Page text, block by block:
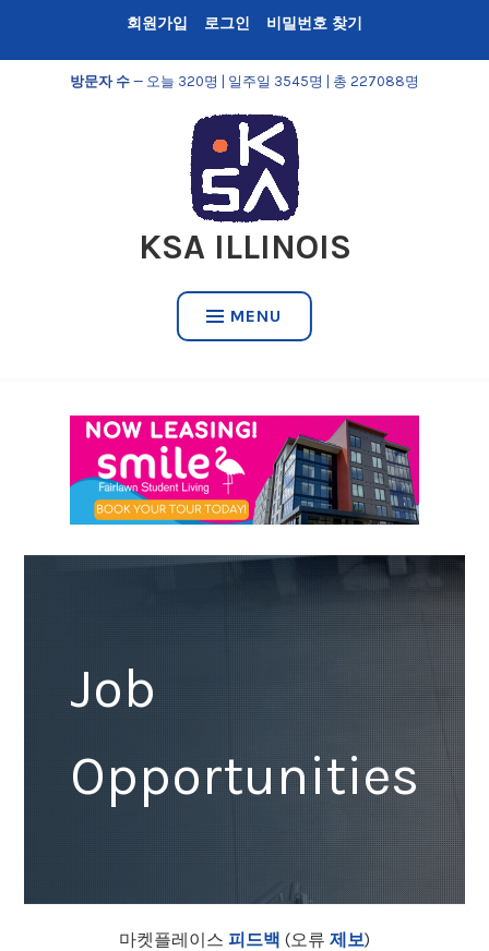
content
회원가입 로그인 비밀번호 찾기
방문자 수 — 오늘 320명 | 일주일 3545명 | 총 227088명
KSA ILLINOIS
MENU
Job
Opportunities
마켓플레이스 피드백 (오류 제보)